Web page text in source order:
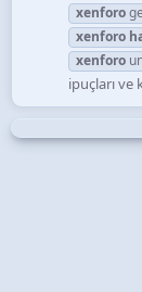
xenforo
xenforo
xenforo
ipuçları ve